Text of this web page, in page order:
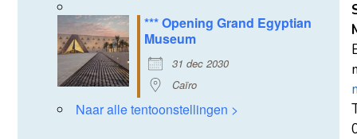
*** Opening Grand Egyptian
Museum
31 dec 2030
Caïro
Naar alle tentoonstellingen >